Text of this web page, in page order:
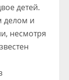
детей.
делом и
несмотря